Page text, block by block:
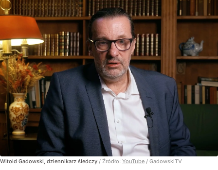
Witold Gadowski, dziennikarz śledczy / Źródło: YouTube / GadowskiTV